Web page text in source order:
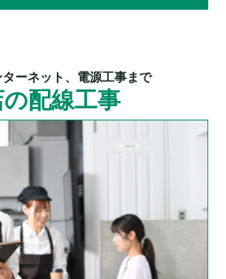
ーネット、電源工事まで
配線工事